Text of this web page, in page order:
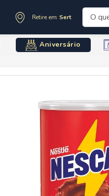
Retire em: Sertãozinho
O que
Aniversário
3º
5º
6º
7º
8º
9º